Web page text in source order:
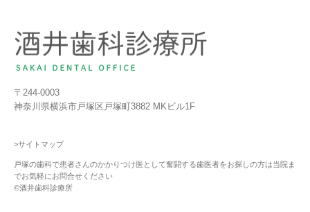
〒244-0003
神奈川県横浜市戸塚区戸塚町3882 MKビル1F
>サイトマップ
戸塚の歯科で患者さんのかかりつけ医として奮闘する歯医者をお探しの方は当院ま
でお気軽にお問合せください
©酒井歯科診療所